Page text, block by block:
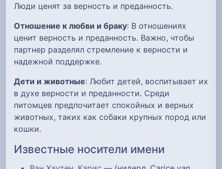
Люди ценят за верность и преданность.
Отношение к любви и браку: В отношениях
ценит верность и преданность. Важно, чтобы
партнер разделял стремление к верности и
надежной поддержке.
Дети и животные: Любит детей, воспитывает их
в духе верности и преданности. Среди
питомцев предпочитает спокойных и верных
животных, таких как собаки крупных пород или
кошки.
Известные носители имени